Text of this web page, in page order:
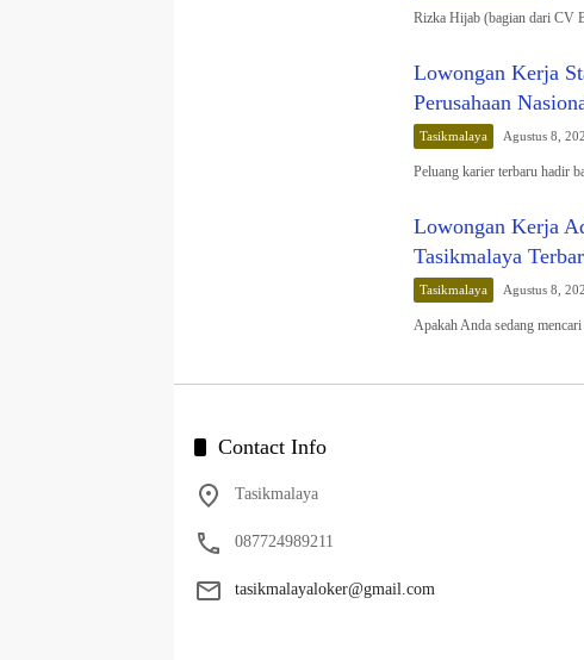
Rizka Hijab (bagian dari CV
Lowongan Kerja
Perusahaan
Tasikmalaya Agustus 8,
Peluang karier terbaru hadir
Lowongan Kerja
Tasikmalaya
Tasikmalaya Agustus 8,
Apakah Anda sedang
Contact Info
Tasikmalaya
087724989211
tasikmalayaloker@gmail.com